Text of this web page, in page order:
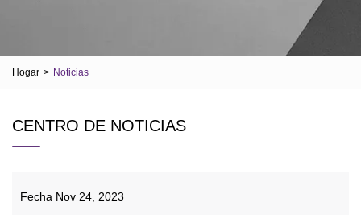
Hogar > Noticias
CENTRO DE NOTICIAS
Fecha Nov 24, 2023